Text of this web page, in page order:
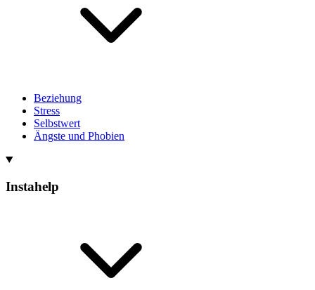
Beziehung
Stress
Selbstwert
Ängste und Phobien
Instahelp